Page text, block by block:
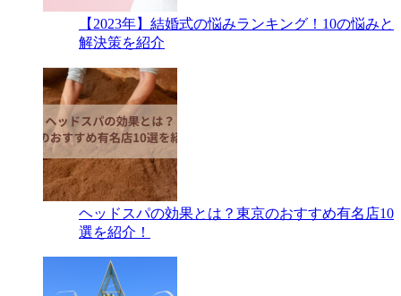
【2023年】結婚式の悩みランキング！10の悩みと
解決策を紹介
ヘッドスパの効果とは？東京のおすすめ有名店10
選を紹介！